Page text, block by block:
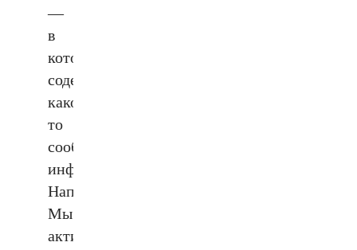
—
в
котором
содержится
какое-
то
сообщение,
информация.
Например:
Мы
активно